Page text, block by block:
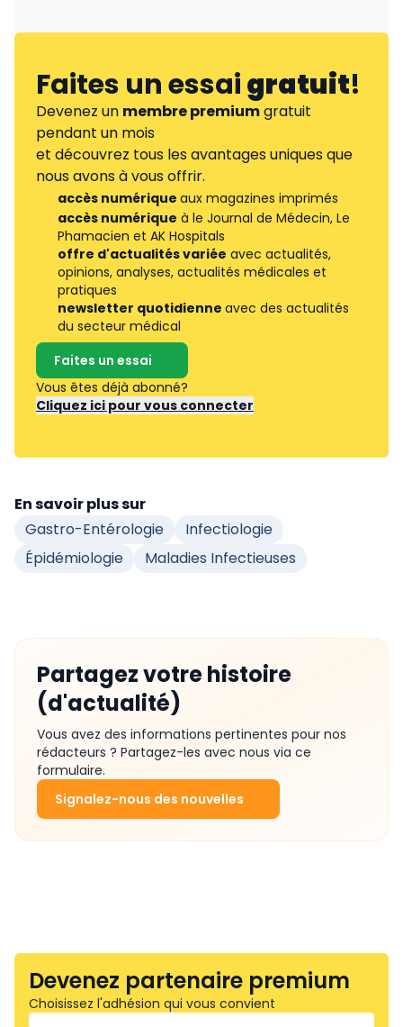
Faites un essaigratuit!
Devenez un membre premiumgratuit
pendant un mois
et découvrez tous les avantages uniques que
nous avons à vous offrir.
accès numérique aux magazines imprimés
accès numérique à le Journal de Médecin, Le
Phamacien et AK Hospitals
offre d'actualités variée avec actualités,
opinions, analyses, actualités médicales et
pratiques
newsletter quotidienne avec des actualités
du secteur médical
Faites un essai
Vous êtes déjà abonné?
Cliquez ici pour vous connecter
En savoir plus sur
Gastro-Entérologie
Infectiologie
Épidémiologie
Maladies Infectieuses
Partagez votre histoire
(d'actualité)
Vous avez des informations pertinentes pour nos
rédacteurs ? Partagez-les avec nous via ce
formulaire.
Signalez-nous des nouvelles
Devenez partenaire premium
Choisissez l'adhésion qui vous convient